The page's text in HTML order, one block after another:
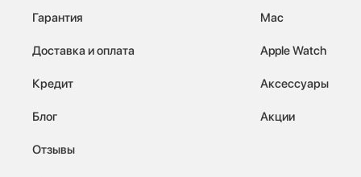
Гарантия
Доставка и оплата
Кредит
Блог
Отзывы
Mac
Apple Watch
Аксессуары
Акции